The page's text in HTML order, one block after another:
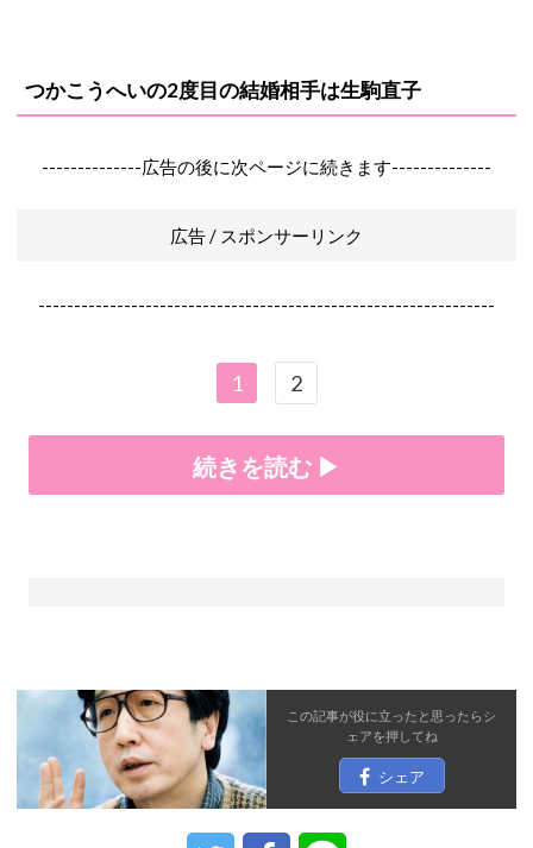
つかこうへいの2度目の結婚相手は生駒直子
--------------広告の後に次ページに続きます--------------
広告 / スポンサーリンク
----------------------------------------------------------------
1 2
続きを読む ▶
この記事が役に立ったと思ったらシ
ェアを押してね
シェア